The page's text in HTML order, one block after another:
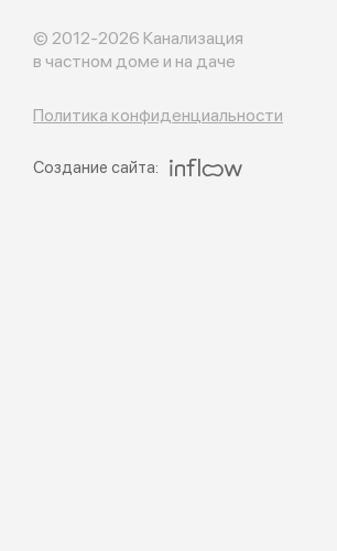
© 2012-2026 Канализация
в частном доме и на даче
Создание сайта:
Политика конфиденциальности